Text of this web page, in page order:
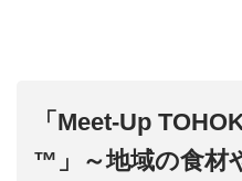
「Meet-Up
™」～地域の食材